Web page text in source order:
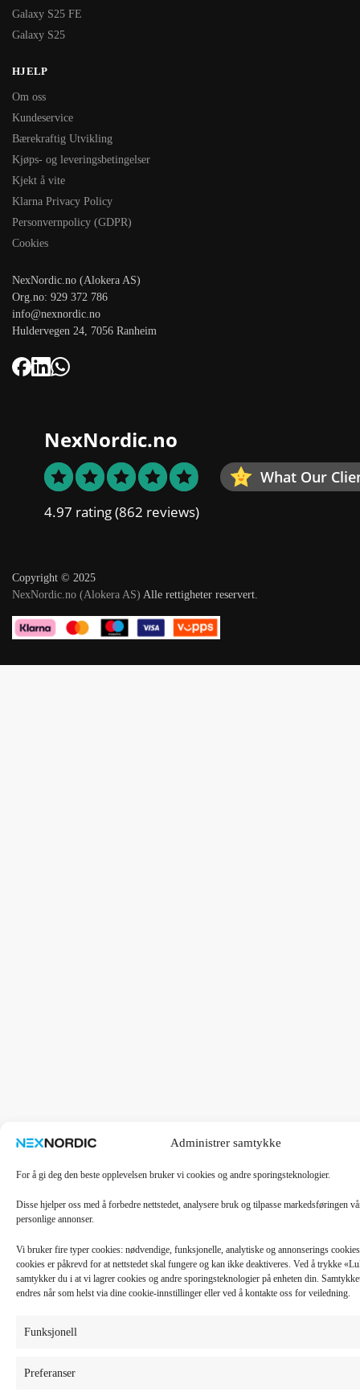
Administrer samtykke
For å gi deg den beste opplevelsen bruker vi cookies og andre sporingsteknologier.
Disse hjelper oss med å forbedre nettstedet, analysere bruk og tilpasse markedsføringen
personlige annonser.
Vi bruker fire typer cookies: nødvendige, funksjonelle, analytiske og annonserings
cookies er påkrevd for at nettstedet skal fungere og kan ikke deaktiveres. Ved å trykke
samtykker du i at vi lagrer cookies og andre sporingsteknologier på enheten din.
endres når som helst via dine cookie-innstillinger eller ved å kontakte oss for veiledning.
Funksjonell
Preferanser
Galaxy S25 FE
Galaxy S25
HJELP
Om oss
Kundeservice
Bærekraftig Utvikling
Kjøps- og leveringsbetingelser
Kjekt å vite
Klarna Privacy Policy
Personvernpolicy (GDPR)
Cookies
NexNordic.no (Alokera AS)
Org.no: 929 372 786
info@nexnordic.no
Huldervegen 24, 7056 Ranheim
NexNordic.no
What Our
4.97 rating(862 reviews)
Copyright © 2025
NexNordic.no (Alokera AS) Alle rettigheter reservert.